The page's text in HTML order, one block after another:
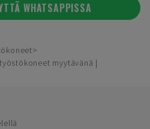
WHATSAPPISSA
myytävänä |